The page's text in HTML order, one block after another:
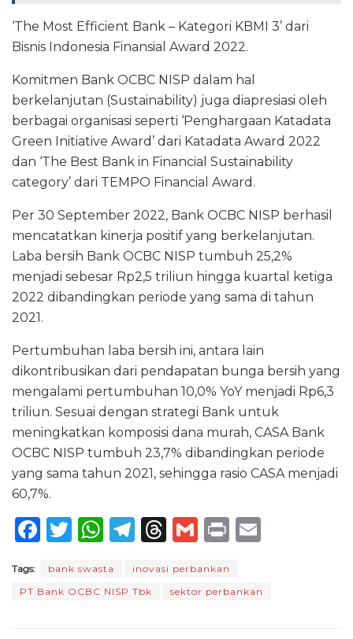
‘The Most Efficient Bank – Kategori KBMI 3’ dari
Bisnis Indonesia Finansial Award 2022.
Komitmen Bank OCBC NISP dalam hal
berkelanjutan (Sustainability) juga diapresiasi oleh
berbagai organisasi seperti ‘Penghargaan Katadata
Green Initiative Award’ dari Katadata Award 2022
dan ‘The Best Bank in Financial Sustainability
category’ dari TEMPO Financial Award.
Per 30 September 2022, Bank OCBC NISP berhasil
mencatatkan kinerja positif yang berkelanjutan.
Laba bersih Bank OCBC NISP tumbuh 25,2%
menjadi sebesar Rp2,5 triliun hingga kuartal ketiga
2022 dibandingkan periode yang sama di tahun
2021.
Pertumbuhan laba bersih ini, antara lain
dikontribusikan dari pendapatan bunga bersih yang
mengalami pertumbuhan 10,0% YoY menjadi Rp6,3
triliun. Sesuai dengan strategi Bank untuk
meningkatkan komposisi dana murah, CASA Bank
OCBC NISP tumbuh 23,7% dibandingkan periode
yang sama tahun 2021, sehingga rasio CASA menjadi
60,7%.
F
c
e
T
it
te
W
a
ts
T
e
g
T
re
a
G
ai
l
P
t
l
Tags: bank swasta
inovasi perbankan
PT Bank OCBC NISP Tbk
sektor perbankan